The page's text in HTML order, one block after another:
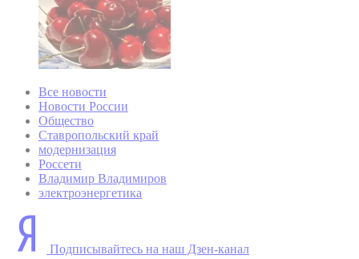
Все новости
Новости России
Общество
Ставропольский край
модернизация
Россети
Владимир Владимиров
электроэнергетика
Подписывайтесь на наш Дзен-канал